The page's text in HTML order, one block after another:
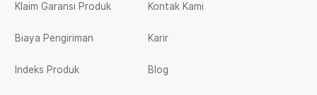
Klaim Garansi Produk
Biaya Pengiriman
Indeks Produk
Kontak Kami
Karir
Blog